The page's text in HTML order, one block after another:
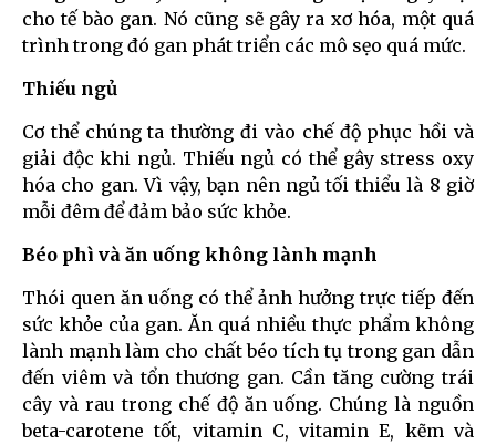
cho tế bào gan. Nó cũng sẽ gây ra xơ hóa, một quá
trình trong đó gan phát triển các mô sẹo quá mức.
Thiếu ngủ
Cơ thể chúng ta thường đi vào chế độ phục hồi và
giải độc khi ngủ. Thiếu ngủ có thể gây stress oxy
hóa cho gan. Vì vậy, bạn nên ngủ tối thiểu là 8 giờ
mỗi đêm để đảm bảo sức khỏe.
Béo phì và ăn uống không lành mạnh
Thói quen ăn uống có thể ảnh hưởng trực tiếp đến
sức khỏe của gan. Ăn quá nhiều thực phẩm không
lành mạnh làm cho chất béo tích tụ trong gan dẫn
đến viêm và tổn thương gan. Cần tăng cường trái
cây và rau trong chế độ ăn uống. Chúng là nguồn
beta-carotene tốt, vitamin C, vitamin E, kẽm và